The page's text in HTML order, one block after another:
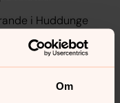
Om
i Huddunge
gudstjänst,